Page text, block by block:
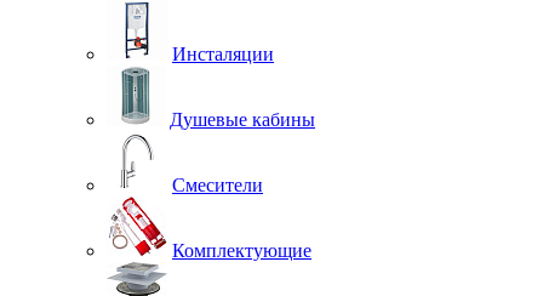
Инсталяции
Душевые кабины
Смесители
Комплектующие